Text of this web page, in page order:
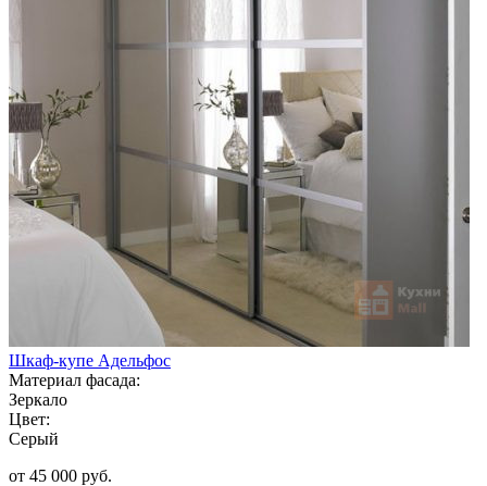
Шкаф-купе Адельфос
Материал фасада:
Зеркало
Цвет:
Серый
от 45 000 руб.